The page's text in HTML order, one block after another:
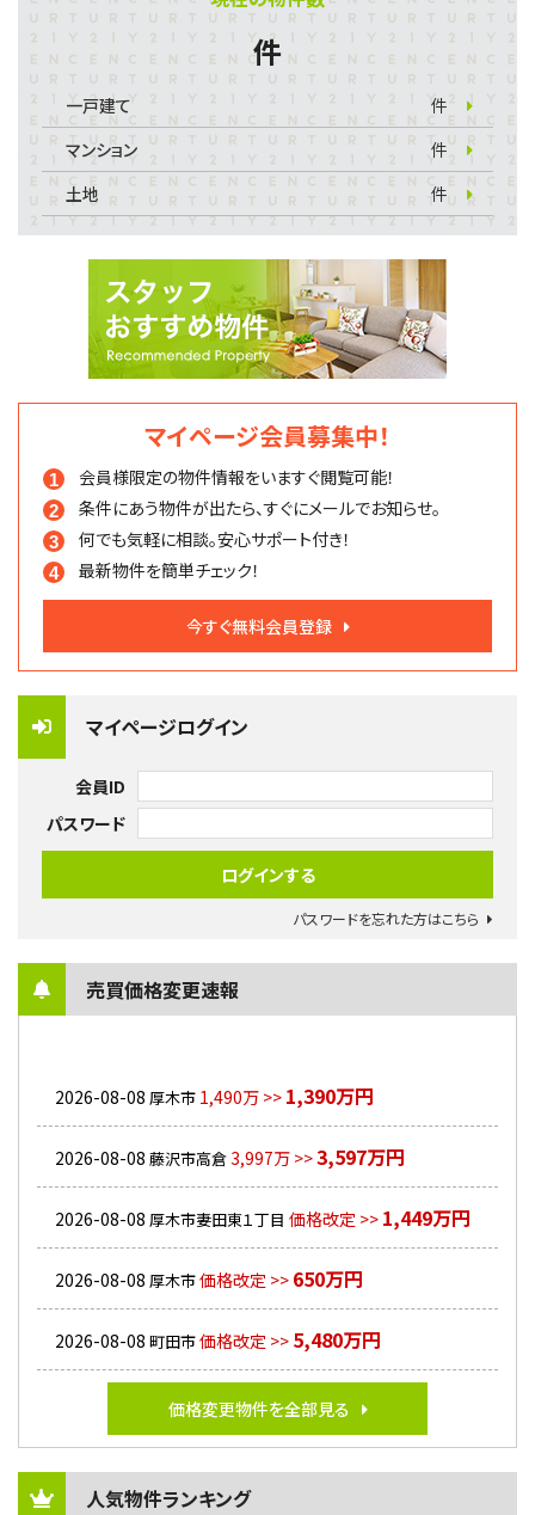
件
一戸建て
件
マンション
件
土地
件
マイページ会員募集中！
会員様限定の物件情報をいますぐ閲覧可能！
条件にあう物件が出たら、すぐにメールでお知らせ。
何でも気軽に相談。安心サポート付き！
最新物件を簡単チェック！
今すぐ無料会員登録
マイページログイン
会員ID
パスワード
パスワードを忘れた方はこちら
売買価格変更速報
2026-08-08 厚木市 1,490万 >> 1,390万円
2026-08-08 藤沢市高倉3,997万 >>3,597万円
2026-08-08 厚木市妻田東１丁目 価格改定 >> 1,449万円
2026-08-08 厚木市価格改定 >> 650万円
2026-08-08 町田市価格改定 >> 5,480万円
価格変更物件を全部見る
人気物件ランキング